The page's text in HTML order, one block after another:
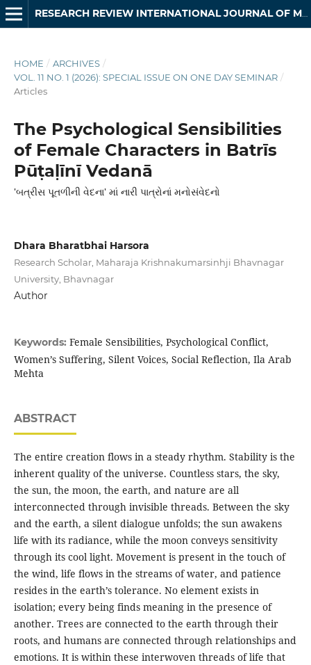
RESEARCH REVIEW INTERNATIONAL JOURNAL OF MULTIDISCIPLINARY
HOME / ARCHIVES /
VOL. 11 NO. 1 (2026): SPECIAL ISSUE ON ONE DAY SEMINAR /
Articles
The Psychological Sensibilities
of Female Characters in Batrīs
Pūṭaḷīnī Vedanā
'બત્રીસ પૂતળીની વેદના' માં નારી પાત્રોનાં મનોસંવેદનો
Dhara Bharatbhai Harsora
Research Scholar, Maharaja Krishnakumarsinhji Bhavnagar
University, Bhavnagar
Author
Keywords: Female Sensibilities, Psychological Conflict,
Women’s Suffering, Silent Voices, Social Reflection, Ila Arab
Mehta
ABSTRACT
The entire creation flows in a steady rhythm. Stability is the
inherent quality of the universe. Countless stars, the sky,
the sun, the moon, the earth, and nature are all
interconnected through invisible threads. Between the sky
and the earth, a silent dialogue unfolds; the sun awakens
life with its radiance, while the moon conveys sensitivity
through its cool light. Movement is present in the touch of
the wind, life flows in the streams of water, and patience
resides in the earth’s tolerance. No element exists in
isolation; every being finds meaning in the presence of
another. Trees are connected to the earth through their
roots, and humans are connected through relationships and
emotions. It is within these interwoven threads of life that